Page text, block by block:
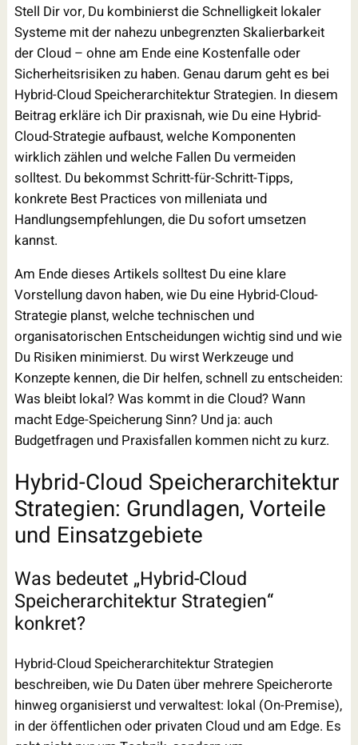
Stell Dir vor, Du kombinierst die Schnelligkeit lokaler
Systeme mit der nahezu unbegrenzten Skalierbarkeit
der Cloud – ohne am Ende eine Kostenfalle oder
Sicherheitsrisiken zu haben. Genau darum geht es bei
Hybrid-Cloud Speicherarchitektur Strategien. In diesem
Beitrag erkläre ich Dir praxisnah, wie Du eine Hybrid-
Cloud-Strategie aufbaust, welche Komponenten
wirklich zählen und welche Fallen Du vermeiden
solltest. Du bekommst Schritt-für-Schritt-Tipps,
konkrete Best Practices von milleniata und
Handlungsempfehlungen, die Du sofort umsetzen
kannst.
Am Ende dieses Artikels solltest Du eine klare
Vorstellung davon haben, wie Du eine Hybrid-Cloud-
Strategie planst, welche technischen und
organisatorischen Entscheidungen wichtig sind und wie
Du Risiken minimierst. Du wirst Werkzeuge und
Konzepte kennen, die Dir helfen, schnell zu entscheiden:
Was bleibt lokal? Was kommt in die Cloud? Wann
macht Edge-Speicherung Sinn? Und ja: auch
Budgetfragen und Praxisfallen kommen nicht zu kurz.
Hybrid-Cloud Speicherarchitektur
Strategien: Grundlagen, Vorteile
und Einsatzgebiete
Was bedeutet „Hybrid-Cloud
Speicherarchitektur Strategien“
konkret?
Hybrid-Cloud Speicherarchitektur Strategien
beschreiben, wie Du Daten über mehrere Speicherorte
hinweg organisierst und verwaltest: lokal (On-Premise),
in der öffentlichen oder privaten Cloud und am Edge. Es